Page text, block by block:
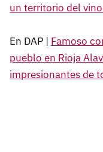
un territorio del
En DAP | Famoso
pueblo en Rioja
impresionantes de